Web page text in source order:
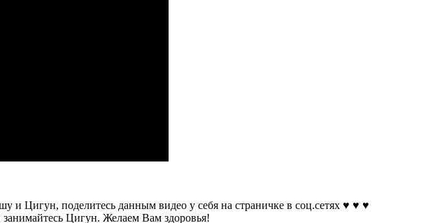
и Цигун, поделитесь данным видео у себя на страничке в соц.сетях ♥ ♥ ♥
Цигун. Желаем Вам здоровья!